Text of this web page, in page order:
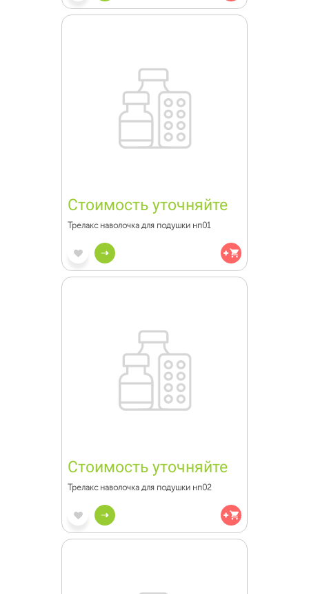
Стоимость уточняйте
Трелакс наволочка для подушки нп01
Стоимость уточняйте
Трелакс наволочка для подушки нп02